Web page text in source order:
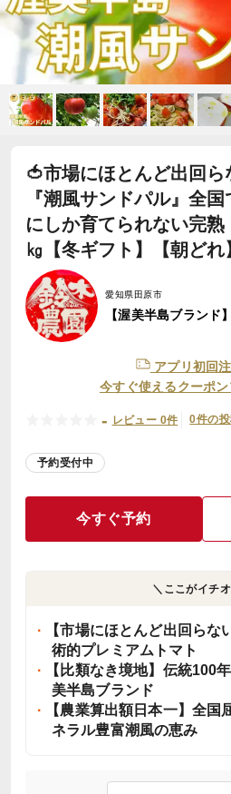
🍅市場にほとんど出回
『潮風サンドパル』全
にしか育てられない完
㎏【冬ギフト】【朝どれ
愛知県田原市
【渥美半島ブランド
アプリ初回
今すぐ使えるクーポ
- レビュー 0件 0件の
予約受付中
今すぐ予約
＼ここがイチ
【市場にほとんど出回らな
術的プレミアムトマト
【比類なき境地】伝統100
美半島ブランド
【農業算出額日本一】全国
ネラル豊富潮風の恵み